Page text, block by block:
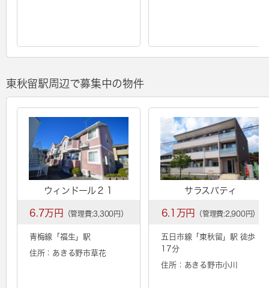
東秋留駅周辺で募集中の物件
ウィンドール２１
6.7万円 （管理費:3,300円）
青梅線「 福生 」駅
住所：あきる野市草花
サラスバティ
6.1万円 （管理費:2,900円）
五日市線「東秋留 」駅 徒歩
17分
住所：あきる野市小川